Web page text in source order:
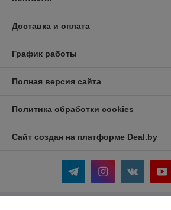
Доставка и оплата
График работы
Полная версия сайта
Политика обработки cookies
Сайт создан на платформе Deal.by